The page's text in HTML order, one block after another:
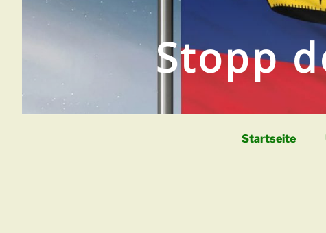
Inhalt
Stopp
Startseite